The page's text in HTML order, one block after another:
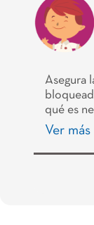
Asegura
qué es
Ver más